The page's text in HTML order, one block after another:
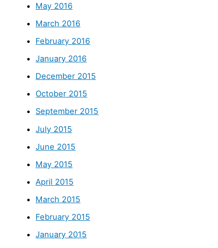
May 2016
March 2016
February 2016
January 2016
December 2015
October 2015
September 2015
July 2015
June 2015
May 2015
April 2015
March 2015
February 2015
January 2015